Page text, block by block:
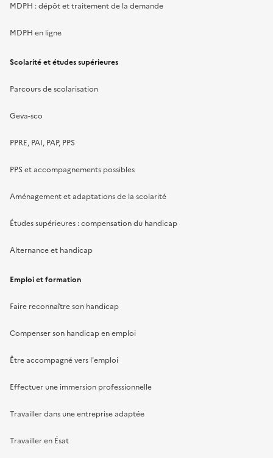
MDPH : dépôt et traitement de la demande
MDPH en ligne
Scolarité et études supérieures
Parcours de scolarisation
Geva-sco
PPRE, PAI, PAP, PPS
PPS et accompagnements possibles
Aménagement et adaptations de la scolarité
Études supérieures : compensation du handicap
Alternance et handicap
Emploi et formation
Faire reconnaître son handicap
Compenser son handicap en emploi
Être accompagné vers l'emploi
Effectuer une immersion professionnelle
Travailler dans une entreprise adaptée
Travailler en Ésat